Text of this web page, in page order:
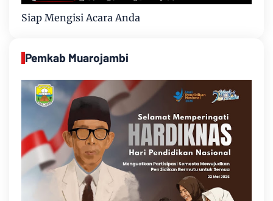
Siap Mengisi Acara Anda
Pemkab Muarojambi